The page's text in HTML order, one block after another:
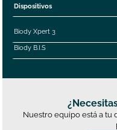
Dispositivos
Biody Xpert 3
Biody B.I.S
Nuestro equipo está a tu